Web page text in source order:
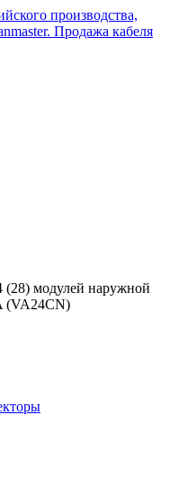
(28) модулей наружной
(VA24CN)